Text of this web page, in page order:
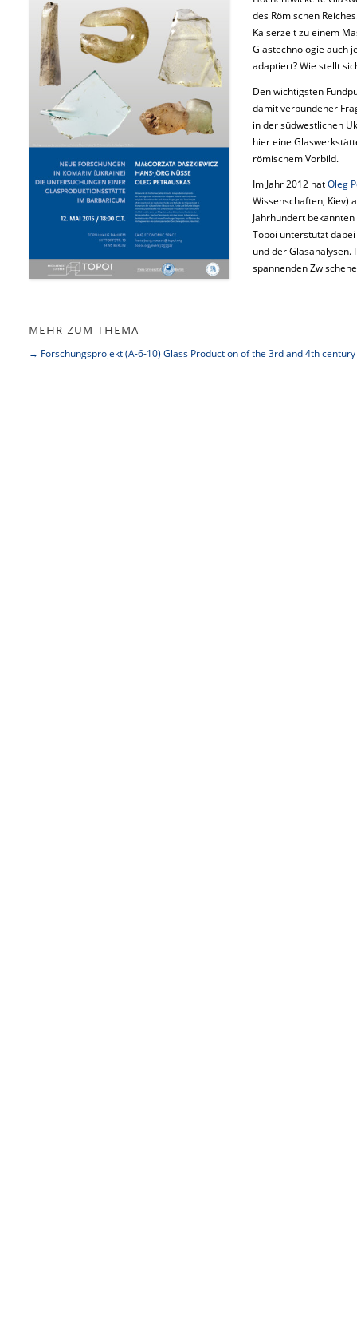
des Römischen
Kaiserzeit zu einem
Glastechnologie auch
adaptiert? Wie stellt
Den wichtigsten
damit verbundener
in der südwestlichen
hier eine
römischem Vorbild.
Im Jahr 2012 hatOleg
Wissenschaften, Kiev)
Jahrhundert
Topoi unterstützt
und der Glasanalysen.
spannenden
MEHR ZUM THEMA
→ Forschungsprojekt (A-6-10) Glass Production of the 3rd and 4th